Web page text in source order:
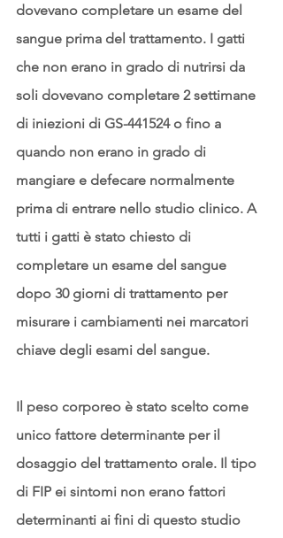
dovevano completare un esame del
sangue prima del trattamento. I gatti
che non erano in grado di nutrirsi da
soli dovevano completare 2 settimane
di iniezioni di GS-441524 o fino a
quando non erano in grado di
mangiare e defecare normalmente
prima di entrare nello studio clinico. A
tutti i gatti è stato chiesto di
completare un esame del sangue
dopo 30 giorni di trattamento per
misurare i cambiamenti nei marcatori
chiave degli esami del sangue.
Il peso corporeo è stato scelto come
unico fattore determinante per il
dosaggio del trattamento orale. Il tipo
di FIP ei sintomi non erano fattori
determinanti ai fini di questo studio